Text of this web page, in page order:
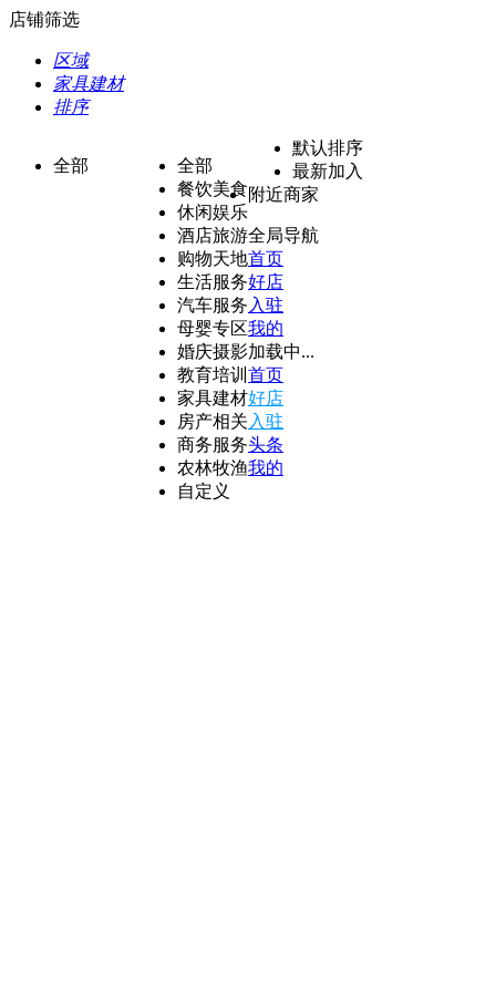
店铺筛选
区域
家具建材
排序
全部
全部
餐饮美食
休闲娱乐
酒店旅游
购物天地
生活服务
汽车服务
母婴专区
婚庆摄影
教育培训
家具建材
房产相关
商务服务
农林牧渔
自定义
默认排序
最新加入
附近商家
全局导航
首页
好店
入驻
我的
加载中...
首页
好店
入驻
头条
我的